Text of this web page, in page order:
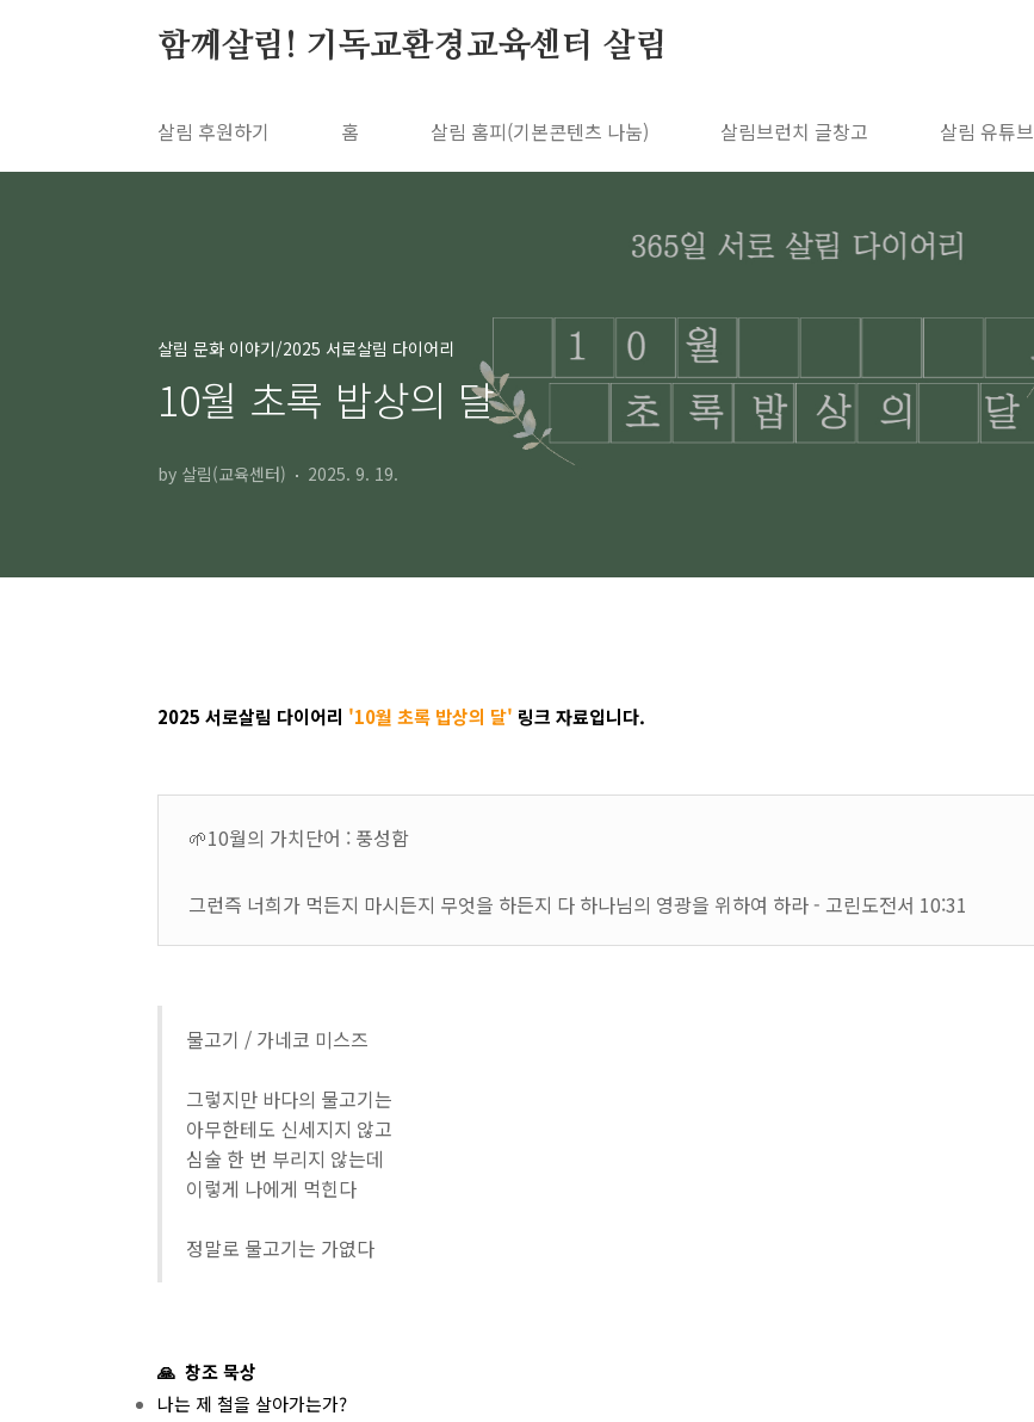
함께살림! 기독교환경교육센터 살림
살림 후원하기 홈 살림 홈피(기본콘텐츠 나눔) 살림브런치 글창고 살림 유튜브
살림 문화 이야기/2025 서로살림 다이어리
10월 초록 밥상의 달
by 살림(교육센터) 2025. 9. 19.
2025 서로살림 다이어리 '10월 초록 밥상의 달' 링크 자료입니다.
🌱10월의 가치단어 : 풍성함
그런즉 너희가 먹든지 마시든지 무엇을 하든지 다 하나님의 영광을 위하여 하라 - 고린도전서 10:31
물고기 / 가네코 미스즈
그렇지만 바다의 물고기는
아무한테도 신세지지 않고
심술 한 번 부리지 않는데
이렇게 나에게 먹힌다
정말로 물고기는 가엾다
🙏 창조 묵상
나는 제 철을 살아가는가?